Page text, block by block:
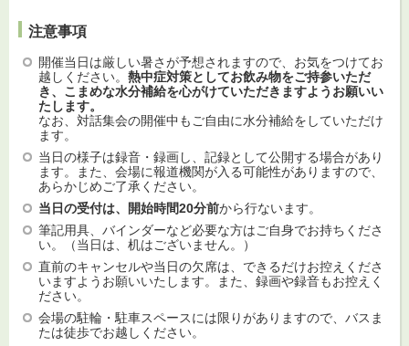
注意事項
開催当日は厳しい暑さが予想されますので、お気をつけてお
越しください。 熱中症対策としてお飲み物をご持参いただ
き、こまめな水分補給を心がけていただきますようお願いい
たします。
なお、対話集会の開催中もご自由に水分補給をしていただけ
ます。
当日の様子は録音・録画し、記録として公開する場合があり
ます。また、会場に報道機関が入る可能性がありますので、
あらかじめご了承ください。
当日の受付は、開始時間20分前から行ないます。
筆記用具、バインダーなど必要な方はご自身でお持ちくださ
い。（当日は、机はございません。）
直前のキャンセルや当日の欠席は、できるだけお控えくださ
いますようお願いいたします。また、録画や録音もお控えく
ださい。
会場の駐輪・駐車スペースには限りがありますので、バスま
たは徒歩でお越しください。